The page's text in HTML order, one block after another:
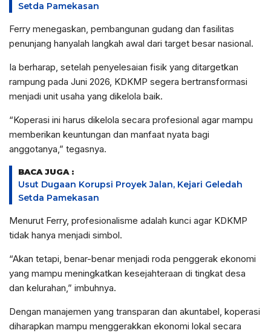
Setda Pamekasan
Ferry menegaskan, pembangunan gudang dan fasilitas
penunjang hanyalah langkah awal dari target besar nasional.
Ia berharap, setelah penyelesaian fisik yang ditargetkan
rampung pada Juni 2026, KDKMP segera bertransformasi
menjadi unit usaha yang dikelola baik.
“Koperasi ini harus dikelola secara profesional agar mampu
memberikan keuntungan dan manfaat nyata bagi
anggotanya,” tegasnya.
BACA JUGA :
Usut Dugaan Korupsi Proyek Jalan, Kejari Geledah
Setda Pamekasan
Menurut Ferry, profesionalisme adalah kunci agar KDKMP
tidak hanya menjadi simbol.
“Akan tetapi, benar-benar menjadi roda penggerak ekonomi
yang mampu meningkatkan kesejahteraan di tingkat desa
dan kelurahan,” imbuhnya.
Dengan manajemen yang transparan dan akuntabel, koperasi
diharapkan mampu menggerakkan ekonomi lokal secara